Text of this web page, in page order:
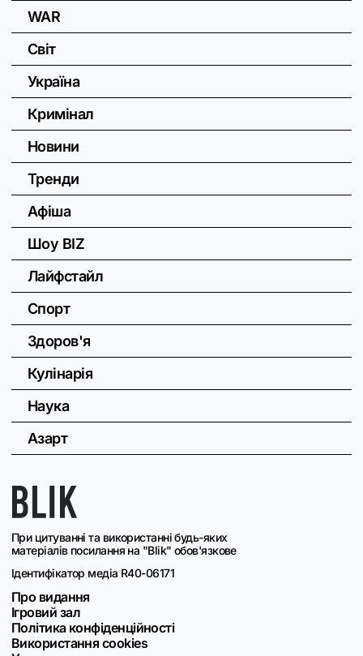
При цитуванні та використанні будь-яких
матеріалів посилання на "Blik" обов'язкове
Ідентифікатор медіа R40-06171
Про видання
Ігровий зал
Політика конфіденційності
Використання cookies
WAR
Світ
Україна
Кримінал
Новини
Тренди
Афіша
Шоу BIZ
Лайфстайл
Спорт
Здоров'я
Кулінарія
Наука
Азарт